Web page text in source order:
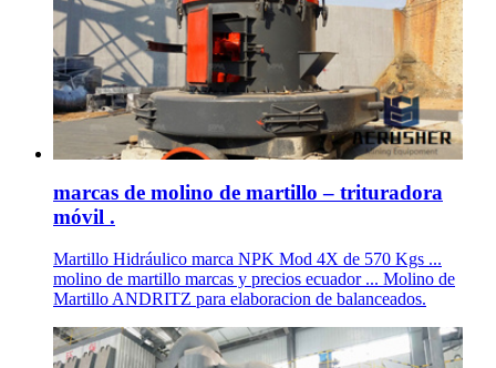
marcas de molino de martillo – trituradora
móvil .
Martillo Hidráulico marca NPK Mod 4X de 570 Kgs ...
molino de martillo marcas y precios ecuador ... Molino de
Martillo ANDRITZ para elaboracion de balanceados.